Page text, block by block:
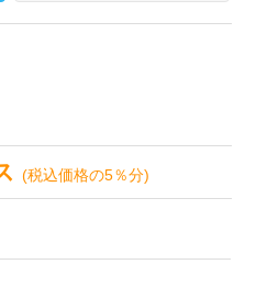
(税込価格の5％分)